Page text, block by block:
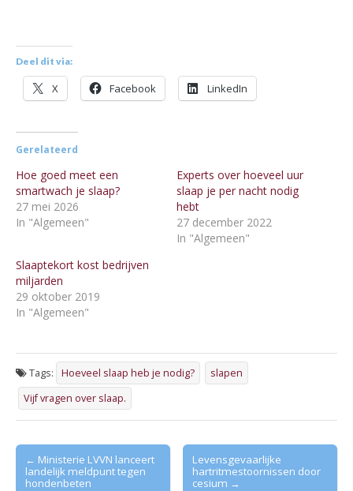
Deel dit via:
X Facebook LinkedIn
Gerelateerd
Hoe goed meet een
smartwach je slaap?
27 mei 2026
In "Algemeen"
Experts over hoeveel uur
slaap je per nacht nodig
hebt
27 december 2022
In "Algemeen"
Slaaptekort kost bedrijven
miljarden
29 oktober 2019
In "Algemeen"
Tags: Hoeveel slaap heb je nodig?
slapen
Vijf vragen over slaap.
Post
navigation
← Ministerie LVVN lanceert
landelijk meldpunt tegen
hondenbeten
Levensgevaarlijke
hartritmestoornissen door
cesium →